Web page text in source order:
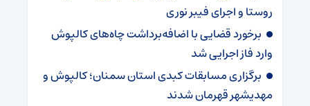
روستا و اجرای فیبر نوری
برخورد قضایی با اضافه‌برداشت چاه‌های کالپوش
وارد فاز اجرایی شد
برگزاری مسابقات کبدی استان سمنان؛ کالپوش و
مهدیشهر قهرمان شدند